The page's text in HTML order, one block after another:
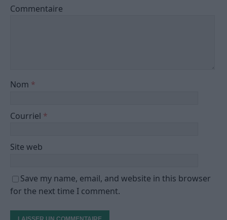
Commentaire
Nom *
Courriel *
Site web
Save my name, email, and website in this browser
for the next time I comment.